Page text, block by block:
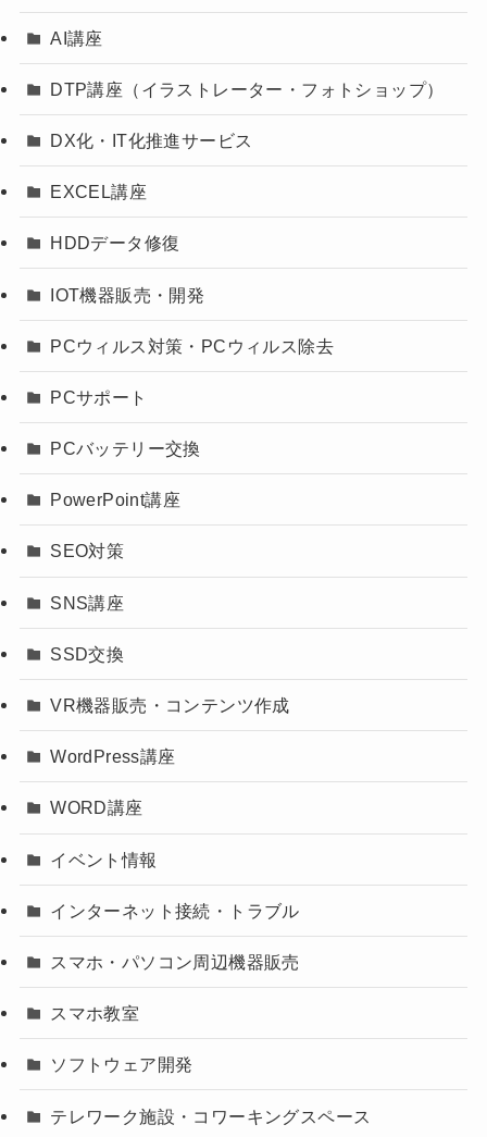
AI講座
DTP講座（イラストレーター・フォトショップ）
DX化・IT化推進サービス
EXCEL講座
HDDデータ修復
IOT機器販売・開発
PCウィルス対策・PCウィルス除去
PCサポート
PCバッテリー交換
PowerPoint講座
SEO対策
SNS講座
SSD交換
VR機器販売・コンテンツ作成
WordPress講座
WORD講座
イベント情報
インターネット接続・トラブル
スマホ・パソコン周辺機器販売
スマホ教室
ソフトウェア開発
テレワーク施設・コワーキングスペース